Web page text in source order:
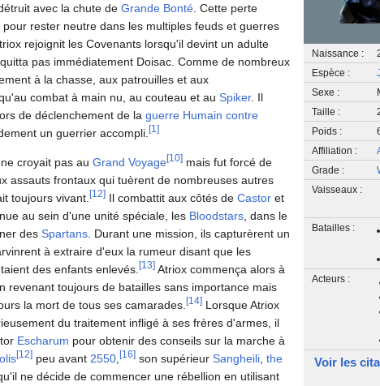
Naissance :
Espèce :
Sexe :
Taille :
Poids :
Affiliation :
Grade :
Vaisseaux :
Batailles :
Acteurs :
Voir les
avec la chute de Grande Bonté . Cette perte
rester neutre dans les multiples feuds et guerres
rejoignit les Covenants lorsqu'il devint un adulte
pas immédiatement Doisac. Comme de nombreux
à la chasse, aux patrouilles et aux
combat à main nu, au couteau et au Spiker. Il
de déclenchement de la guerre Humain contre
un guerrier accompli. [1 ]
croyait pas au Grand Voyage[10] mais fut forcé de
assauts frontaux qui tuèrent de nombreuses autres
toujours vivant. [12] Il combattit aux côtés de Castor et
au sein d'une unité spéciale, les Bloodstars , dans le
des Spartans . Durant une mission, ils capturèrent un
à extraire d'eux la rumeur disant que les
des enfants enlevés. [13] Atriox commença alors à
revenant toujours de batailles sans importance mais
la mort de tous ses camarades. [14] Lorsque Atriox
du traitement infligé à ses frères d'armes, il
Escharum pour obtenir des conseils sur la marche à
[12] peu avant 2550 [16] son supérieur Sangheili the
ne décide de commencer une rébellion en utilisant